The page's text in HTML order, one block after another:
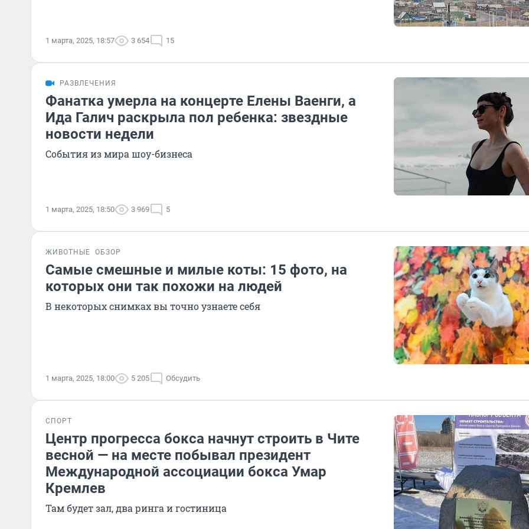
1 марта, 2025, 18:57 3 654 15
РАЗВЛЕЧЕНИЯ
Фанатка умерла на концерте Елены Ваенги, а
Ида Галич раскрыла пол ребенка: звездные
новости недели
События из мира шоу-бизнеса
1 марта, 2025, 18:50 3 969 5
ЖИВОТНЫЕ ОБЗОР
Самые смешные и милые коты: 15 фото, на
которых они так похожи на людей
В некоторых снимках вы точно узнаете себя
1 марта, 2025, 18:00 5 205 Обсудить
СПОРТ
Центр прогресса бокса начнут строить в Чите
весной — на месте побывал президент
Международной ассоциации бокса Умар
Кремлев
Там будет зал, два ринга и гостиница